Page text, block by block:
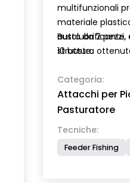
multifunzionali
materiale
autolubrificante.
struttura
leggerissimi e
Non alterano il
in due diverse
Busta da 2
10 buste.
Categoria:
Attacchi per
Pasturatore
Tecniche:
Feeder Fishing